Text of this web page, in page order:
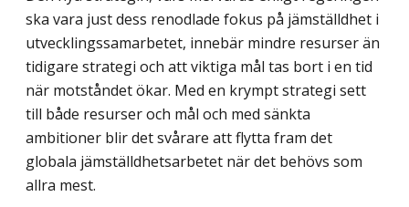
ska vara just dess renodlade fokus på jämställdhet i
utvecklingssamarbetet, innebär mindre resurser än
tidigare strategi och att viktiga mål tas bort i en tid
när motståndet ökar. Med en krympt strategi sett
till både resurser och mål och med sänkta
ambitioner blir det svårare att flytta fram det
globala jämställdhetsarbetet när det behövs som
allra mest.